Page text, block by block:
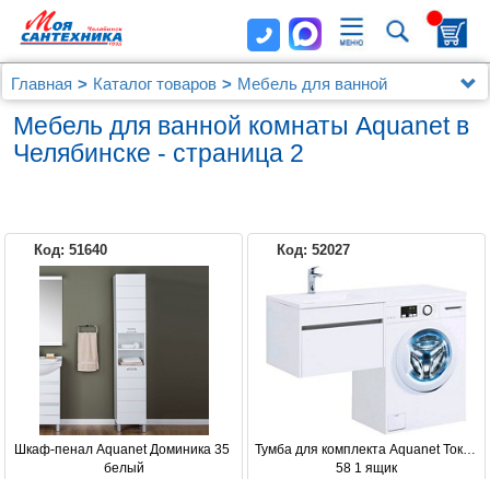
Главная Каталог товаров
Мебель для ванной
Aquanet
Мебель для ванной комнаты Aquanet в
Челябинске - страница 2
AQWELLA
ЭСТЕТ
Код: 51640
Шкаф-пенал Aquanet Доминика 35
белый
Код: 52027
Тумба для комплекта Aquanet Токио
58 1 ящик